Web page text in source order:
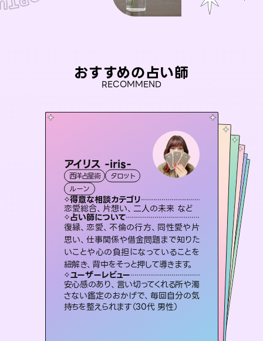
おすすめの占い師
RECOMMEND
アイリス -iris-
西洋占星術
タロット
ルーン
得意な相談カテゴリ
恋愛総合、片想い、二人の未来 など
占い師について
復縁、恋愛、不倫の行方、同性愛や片
思い、仕事関係や借金問題まで知りた
いことや心の負担になっていることを
紐解き、背中をそっと押して導きます。
ユーザーレビュー
安心感のあり、言い切ってくれる所や濁
さない鑑定のおかげで、毎回自分の気
持ちを整えられます（30代 男性）
おう 霊感オラクル
霊視・オーラ
オラクルカード
得意な相談カテゴリ
恋愛総合、あの人の気持ち など
占い師について
霊視×オラクルカードを使って「今」と
「未来」そして「気になるあの人の気持
ち」まで丁寧に読み解き、恋や人生のヒ
ントを優しく引き出します。
ユーザーレビュー
不安な気持ちが嘘みたいに晴れまし
た…！よく視えていらっしゃるんだなと
感じました（40代 女性）
セラピスト理恵
霊視・オーラ
スピリチュアル・リーディング
得意な相談カテゴリ
片想い、二人の未来、年の差 など
占い師について
連絡再開、復縁、成就などの報告実績
多数。セラピストとして2万超の施術経
験があるからこそできる鑑定で、より良
い未来をサポートします。
ユーザーレビュー
とても心温まる鑑定でした。しかもこち
らは何も言っていないのに視えていらっ
しゃるんだなと驚きです（30代女性）
桃源珠羽 とうげんみう
霊視・オーラ
スピリチュアル・リーディング
得意な相談カテゴリ
片想い、あの人の気持ち、復縁 など
占い師について
恋愛のお悩みの中でも特に「曖昧な関係」の相談を得意としており、友達以上恋人未満なお相手との今後や本音を丁寧に読み解き恋愛成就へと導きます。
ユーザーレビュー
鑑定していただいてアドバイス通りに行
動すると仲が復活してきました。ありが
とうございました（40代 女性）
未来視師＊花
スピリチュアル・リーディング
得意な相談カテゴリ
出逢い、片想い、復縁 など
占い師について
未来には何パターンもの選択肢があり
ます。不安で視えにくくなっているあな
たの素敵な未来を見つけ、その未来を
選択できるようアドバイスします。
ユーザーレビュー
職場の人の性質や人間関係、本心など
本当によく視えていてびっくり。対策が
打てて前向きになれます（40代）
彗望
霊視・オーラ
スピリチュアル・リーディング
得意な相談カテゴリ
片想い、あの人の気持ち、復縁 など
占い師について
3,700年以上の歴史を持つ東洋最古の
占術「易占」で詳細まで占い、幸せへ向
かう道筋を示します。厳しい結果にも具
体的な対策をお伝えします。
ユーザーレビュー
複雑な背景もしっかり聞いて鑑定して
いただけました。気持ちが楽になりまし
た（50代 女性）